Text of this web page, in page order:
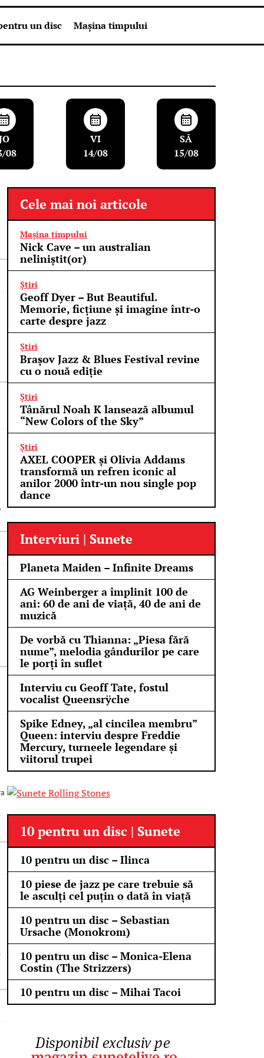
un disc Mașina timpului
08
VI
14/08
SÂ
15/08
Cele mai noi articole
Nick Cave – un australian
neliniștit(or)
Mașina timpului
Geoff Dyer – But Beautiful.
Memorie, ficțiune și imagine într-o
carte despre jazz
Știri
Brașov Jazz & Blues Festival revine
cu o nouă ediție
Știri
Tânărul Noah K lansează albumul
“New Colors of the Sky”
Știri
AXEL COOPER și Olivia Addams
transformă un refren iconic al
anilor 2000 într-un nou single pop
dance
Știri
Interviuri | Sunete
Planeta Maiden – Infinite Dreams
AG Weinberger a împlinit 100 de
ani: 60 de ani de viață, 40 de ani de
muzică
De vorbă cu Thianna: „Piesa fără
nume”, melodia gândurilor pe care
le porți în suflet
Interviu cu Geoff Tate, fostul
vocalist Queensrÿche
Spike Edney, „al cincilea membru”
Queen: interviu despre Freddie
Mercury, turneele legendare și
viitorul trupei
10 pentru un disc | Sunete
10 pentru un disc – Ilinca
10 piese de jazz pe care trebuie să
le asculți cel puțin o dată în viață
10 pentru un disc – Sebastian
Ursache (Monokrom)
10 pentru un disc – Monica-Elena
Costin (The Strizzers)
10 pentru un disc – Mihai Tacoi